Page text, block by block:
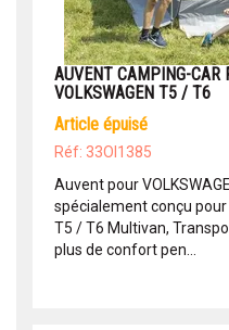
AUVENT CAMPING-
VOLKSWAGEN T5 / T6
article épuisé
Réf: 33OI1385
Auvent pour
spécialement conçu
T5 / T6 Multivan,
plus de confort pen...